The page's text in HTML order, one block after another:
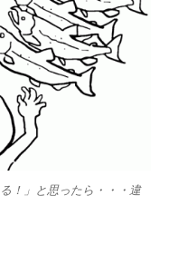
！」と思ったら・・・違